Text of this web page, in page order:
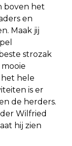
boven het
en
Maak jij
strozak
hele
is er
de herders.
Wilfried
hij zien